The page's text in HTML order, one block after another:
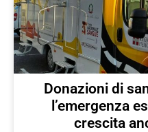
Donazioni di
l’emergenza
crescita